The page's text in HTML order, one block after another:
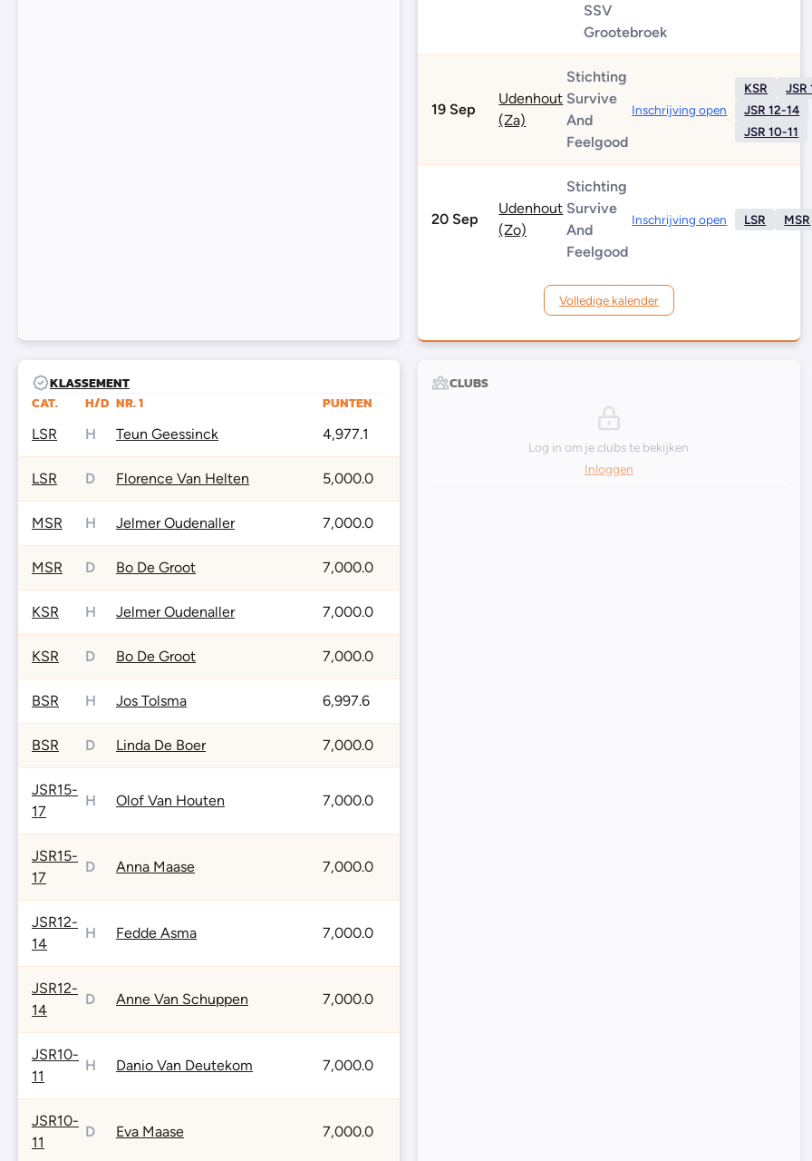
SSV
Grootebroek
19 Sep
Udenhout
(za)
Stichting
Survive
And
Feelgood
Inschrijving open
KSR
JSR
JSR 12-14
JSR 10-11
20 Sep
Udenhout
(zo)
Stichting
Survive
And
Feelgood
Inschrijving open LSR MSR
Volledige kalender
KLASSEMENT
CAT.
H/D NR. 1 PUNTEN
LSR H Teun Geessinck 4,977.1
LSR D Florence Van Helten 5,000.0
MSR H Jelmer Oudenaller 7,000.0
MSR D Bo De Groot 7,000.0
KSR H Jelmer Oudenaller 7,000.0
KSR D Bo De Groot 7,000.0
BSR H Jos Tolsma 6,997.6
BSR D Linda De Boer 7,000.0
JSR15-
17
H Olof Van Houten 7,000.0
JSR15-
17
D Anna Maase 7,000.0
JSR12-
14
H Fedde Asma 7,000.0
JSR12-
14
D Anne Van Schuppen 7,000.0
JSR10-
11
H Danio Van Deutekom 7,000.0
JSR10-
11
D Eva Maase 7,000.0
CLUBS
Log in om je clubs te bekijken
Inloggen